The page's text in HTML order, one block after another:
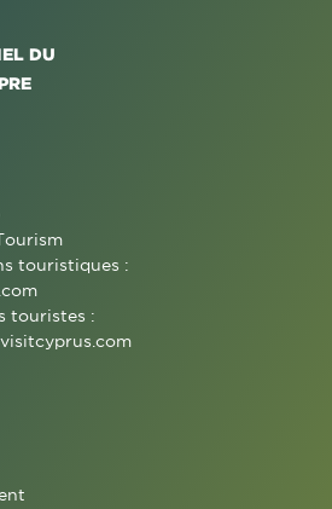
DU
touristiques :
touristes :